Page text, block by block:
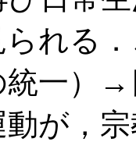
れる
一）→
が，